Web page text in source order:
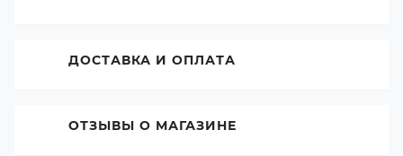
ДОСТАВКА И ОПЛАТА
ОТЗЫВЫ О МАГАЗИНЕ